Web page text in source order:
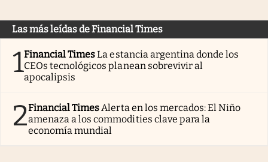
Las más leídas de Financial Times
1Financial TimesLa estancia argentina donde los
CEOs tecnológicos planean sobrevivir al
apocalipsis
2Financial TimesAlerta en los mercados: El Niño
amenaza a los commodities clave para la
economía mundial